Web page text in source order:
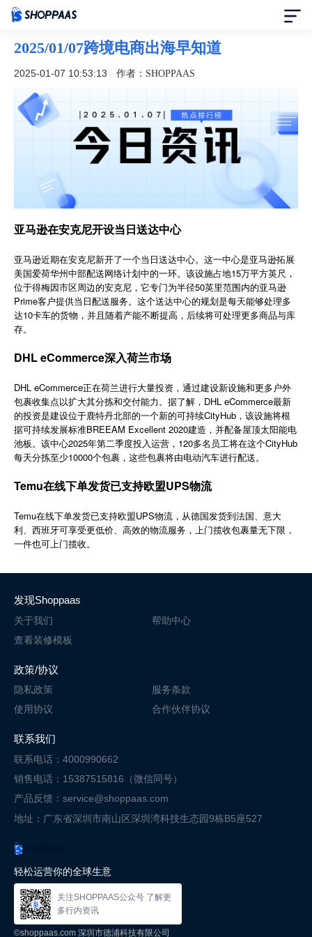
首页
定价
模板中心
合作伙伴
了解我们
简体中文
2025/01/07跨境电商出海早知道
2025-01-07 10:53:13 作者：SHOPPAAS
亚马逊在安克尼开设当日送达中心
亚马逊近期在安克尼新开了一个当日送达中心。这一中心是亚马逊拓展
美国爱荷华州中部配送网络计划中的一环。该设施占地15万平方英尺，
位于得梅因市区周边的安克尼，它专门为半径50英里范围内的亚马逊
Prime客户提供当日配送服务。这个送达中心的规划是每天能够处理多
达10卡车的货物，并且随着产能不断提高，后续将可处理更多商品与库
存。
DHL eCommerce深入荷兰市场
DHL eCommerce正在荷兰进行大量投资，通过建设新设施和更多户外
包裹收集点以扩大其分拣和交付能力。据了解，DHL eCommerce最新
的投资是建设位于鹿特丹北部的一个新的可持续CityHub，该设施将根
据可持续发展标准BREEAM Excellent 2020建造，并配备屋顶太阳能电
池板。该中心2025年第二季度投入运营，120多名员工将在这个CityHub
每天分拣至少10000个包裹，这些包裹将由电动汽车进行配送。
Temu在线下单发货已支持欧盟UPS物流
Temu在线下单发货已支持欧盟UPS物流，从德国发货到法国、意大
利、西班牙可享受更低价、高效的物流服务，上门揽收包裹量无下限，
一件也可上门揽收。
轻松运营你的全球生意
关注SHOPPAAS公众号 了解更
多行内资讯
©shoppaas.com 深圳市德浦科技有限公司
发现Shoppaas
关于我们
帮助中心
查看装修模板
政策/协议
隐私政策
服务条款
使用协议
合作伙伴协议
联系我们
联系电话：4000990662
销售电话：15387515816（微信同号）
产品反馈：service@shoppaas.com
地址：广东省深圳市南山区深圳湾科技生态园9栋B5座527